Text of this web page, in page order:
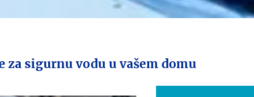
za sigurnu vodu u vašem domu